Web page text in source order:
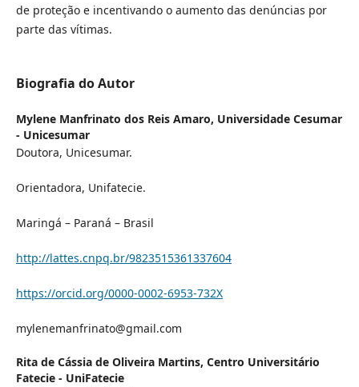
de proteção e incentivando o aumento das denúncias por
parte das vítimas.
Biografia do Autor
Mylene Manfrinato dos Reis Amaro, Universidade Cesumar
- Unicesumar
Doutora, Unicesumar.
Orientadora, Unifatecie.
Maringá – Paraná – Brasil
http://lattes.cnpq.br/9823515361337604
https://orcid.org/0000-0002-6953-732X
mylenemanfrinato@gmail.com
Rita de Cássia de Oliveira Martins, Centro Universitário
Fatecie - UniFatecie